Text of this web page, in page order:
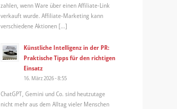
zahlen, wenn Ware über einen Affiliate-Link
verkauft wurde. Affiliate-Marketing kann
verschiedene Aktionen […]
Künstliche Intelligenz in der PR:
Praktische Tipps für den richtigen
Einsatz
16. März 2026 - 8:55
ChatGPT, Gemini und Co. sind heutzutage
nicht mehr aus dem Alltag vieler Menschen